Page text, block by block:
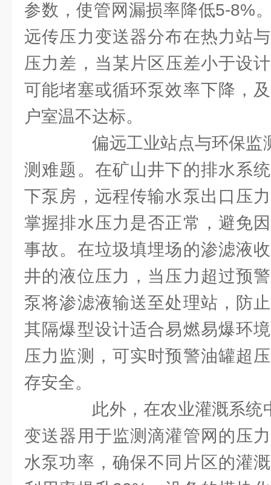
参数，使管网漏损率降低5-8%
远传压力变送器分布在热力站
压力差，当某片区压差小于设
可能堵塞或循环泵效率下降，
户室温不达标。​
偏远工业站点与环保监
测难题。在矿山井下的排水系
下泵房，远程传输水泵出口压
掌握排水压力是否正常，避免
事故。在垃圾填埋场的渗滤液
井的液位压力，当压力超过预
泵将渗滤液输送至处理站，防
其隔爆型设计适合易燃易爆环
压力监测，可实时预警油罐超
存安全。​
此外，在农业灌溉系统
变送器用于监测滴灌管网的压
水泵功率，确保不同片区的灌